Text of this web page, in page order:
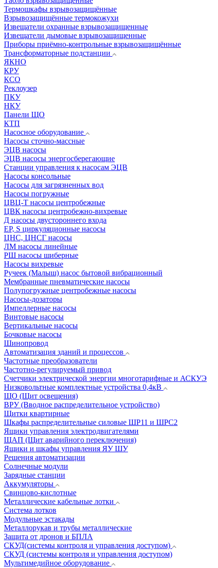
Термошкафы взрывозащищённые
Взрывозащищённые термокожухи
Извещатели охранные взрывозащищенные
Извещатели дымовые взрывозащищенные
Приборы приёмно-контрольные взрывозащищённые
Трансформаторные подстанции
ЯКНО
КРУ
КСО
Реклоузер
ПКУ
НКУ
Панели ЩО
КТП
Насосное оборудование
Насосы сточно-массные
ЭЦВ насосы
ЭЦВ насосы энергосберегающие
Станции управления к насосам ЭЦВ
Насосы консольные
Насосы для загрязненных вод
Насосы погружные
ЦВЦ-Т насосы центробежные
ЦВК насосы центробежно-вихревые
Д насосы двустороннего входа
EP, S циркуляционные насосы
ЦНС, ЦНСГ насосы
ЛМ насосы линейные
РШ насосы шиберные
Насосы вихревые
Ручеек (Малыш) насос бытовой вибрационный
Мембранные пневматические насосы
Полупогружные центробежные насосы
Насосы-дозаторы
Импеллерные насосы
Винтовые насосы
Вертикальные насосы
Бочковые насосы
Шинопровод
Автоматизация зданий и процессов
Частотные преобразователи
Частотно-регулируемый привод
Счетчики электрической энергии многотарифные и АСКУЭ
Низковольтные комплектные устройства 0,4кВ
ЩО (Щит освещения)
ВРУ (Вводное распределительное устройство)
Щитки квартирные
Шкафы распределительные силовые ШР11 и ШРС2
Ящики управления электродвигателями
ЩАП (Щит аварийного переключения)
Ящики и шкафы управления ЯУ ШУ
Решения автоматизации
Солнечные модули
Зарядные станции
Аккумуляторы
Свинцово-кислотные
Металлические кабельные лотки
Система лотков
Модульные эстакады
Металлорукав и трубы металлические
Защита от дронов и БПЛА
СКУД(системы контроля и управления доступом)
СКУД (системы контроля и управления доступом)
Мультимедийное оборудование